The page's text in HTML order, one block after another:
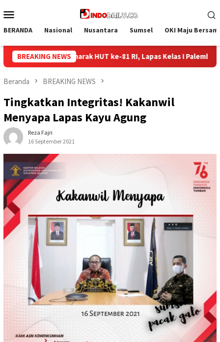
ke
Mobile
BERANDA Nasional Nusantara Sumsel OKI Maju
BREAKING NEWS
Kelas I Palembang Gelar Aksi Bersih-Bersih Lingkungan
Beranda BREAKING NEWS
Tingkatkan Integritas! Kakanwil
Menyapa Lapas Kayu Agung
Reza Fajri
16 September 2021